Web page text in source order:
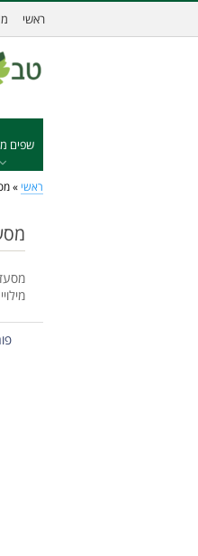
ראשי
שפים
ראשי »